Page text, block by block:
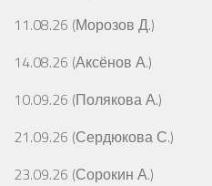
11.08.26 (Морозов Д.)
14.08.26 (Аксёнов А.)
10.09.26 (Полякова А.)
21.09.26 (Сердюкова С.)
23.09.26 (Сорокин А.)